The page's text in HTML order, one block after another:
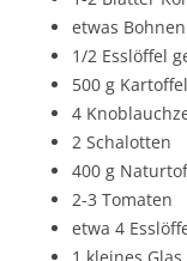
etwas
1/2 Esslöffel
500 g
4
2 Schalotten
400 g
2-3 Tomaten
etwa 4